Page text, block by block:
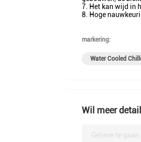
7. Het kan wijd in
8. Hoge
markering:
Water Cooled
Wil meer
Gelieve te